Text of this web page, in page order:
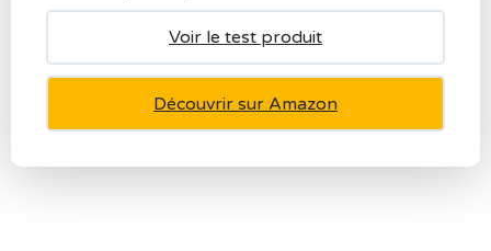
Voir le test produit
Découvrir sur Amazon